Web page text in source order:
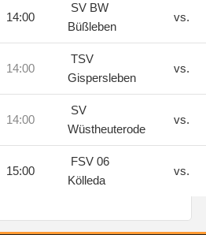
14:00
SV BW
Büßleben
vs.
14:00
TSV
Gispersleben
vs.
14:00
SV
Wüstheuterode
vs.
15:00
FSV 06
Kölleda
vs.